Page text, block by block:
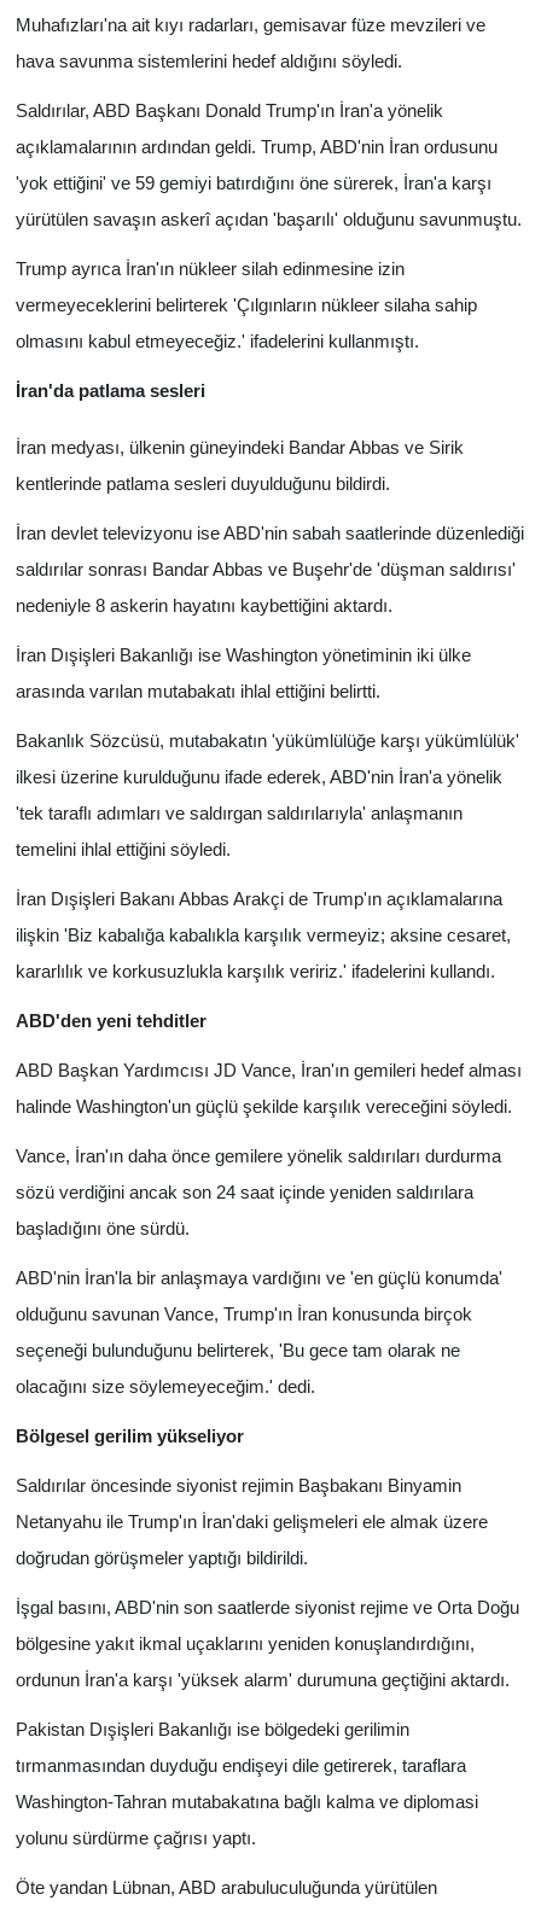
Muhafızları'na ait kıyı radarları, gemisavar füze mevzileri ve
hava savunma sistemlerini hedef aldığını söyledi.
Saldırılar, ABD Başkanı Donald Trump'ın İran'a yönelik
açıklamalarının ardından geldi. Trump, ABD'nin İran ordusunu
'yok ettiğini' ve 59 gemiyi batırdığını öne sürerek, İran'a karşı
yürütülen savaşın askerî açıdan 'başarılı' olduğunu savunmuştu.
Trump ayrıca İran'ın nükleer silah edinmesine izin
vermeyeceklerini belirterek 'Çılgınların nükleer silaha sahip
olmasını kabul etmeyeceğiz.' ifadelerini kullanmıştı.
İran'da patlama sesleri
İran medyası, ülkenin güneyindeki Bandar Abbas ve Sirik
kentlerinde patlama sesleri duyulduğunu bildirdi.
İran devlet televizyonu ise ABD'nin sabah saatlerinde düzenlediği
saldırılar sonrası Bandar Abbas ve Buşehr'de 'düşman saldırısı'
nedeniyle 8 askerin hayatını kaybettiğini aktardı.
İran Dışişleri Bakanlığı ise Washington yönetiminin iki ülke
arasında varılan mutabakatı ihlal ettiğini belirtti.
Bakanlık Sözcüsü, mutabakatın 'yükümlülüğe karşı yükümlülük'
ilkesi üzerine kurulduğunu ifade ederek, ABD'nin İran'a yönelik
'tek taraflı adımları ve saldırgan saldırılarıyla' anlaşmanın
temelini ihlal ettiğini söyledi.
İran Dışişleri Bakanı Abbas Arakçi de Trump'ın açıklamalarına
ilişkin 'Biz kabalığa kabalıkla karşılık vermeyiz; aksine cesaret,
kararlılık ve korkusuzlukla karşılık veririz.' ifadelerini kullandı.
ABD'den yeni tehditler
ABD Başkan Yardımcısı JD Vance, İran'ın gemileri hedef alması
halinde Washington'un güçlü şekilde karşılık vereceğini söyledi.
Vance, İran'ın daha önce gemilere yönelik saldırıları durdurma
sözü verdiğini ancak son 24 saat içinde yeniden saldırılara
başladığını öne sürdü.
ABD'nin İran'la bir anlaşmaya vardığını ve 'en güçlü konumda'
olduğunu savunan Vance, Trump'ın İran konusunda birçok
seçeneği bulunduğunu belirterek, 'Bu gece tam olarak ne
olacağını size söylemeyeceğim.' dedi.
Bölgesel gerilim yükseliyor
Saldırılar öncesinde siyonist rejimin Başbakanı Binyamin
Netanyahu ile Trump'ın İran'daki gelişmeleri ele almak üzere
doğrudan görüşmeler yaptığı bildirildi.
İşgal basını, ABD'nin son saatlerde siyonist rejime ve Orta Doğu
bölgesine yakıt ikmal uçaklarını yeniden konuşlandırdığını,
ordunun İran'a karşı 'yüksek alarm' durumuna geçtiğini aktardı.
Pakistan Dışişleri Bakanlığı ise bölgedeki gerilimin
tırmanmasından duyduğu endişeyi dile getirerek, taraflara
Washington-Tahran mutabakatına bağlı kalma ve diplomasi
yolunu sürdürme çağrısı yaptı.
Öte yandan Lübnan, ABD arabuluculuğunda yürütülen